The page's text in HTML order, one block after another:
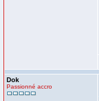
Dok
Passionné accro